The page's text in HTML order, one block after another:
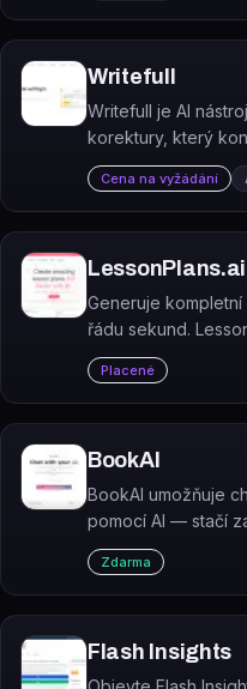
Writefull
Writefull je AI
korektury, který
generuje návrhy
na milionech
Cena na vyžádání
LessonPlans.ai
Generuje
řádu sekund.
který automatizuje
stupně K–12.
Placené
BookAI
BookAI umožňuje
pomocí AI — stačí
Zdarma
Flash Insights